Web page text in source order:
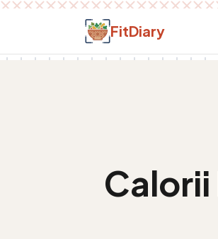
Salt la conținut
FitDiary
Calorii